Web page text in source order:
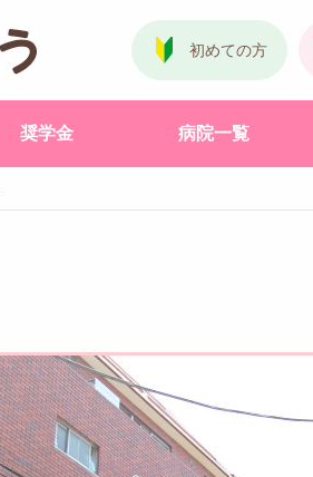
奨学金 病院一覧